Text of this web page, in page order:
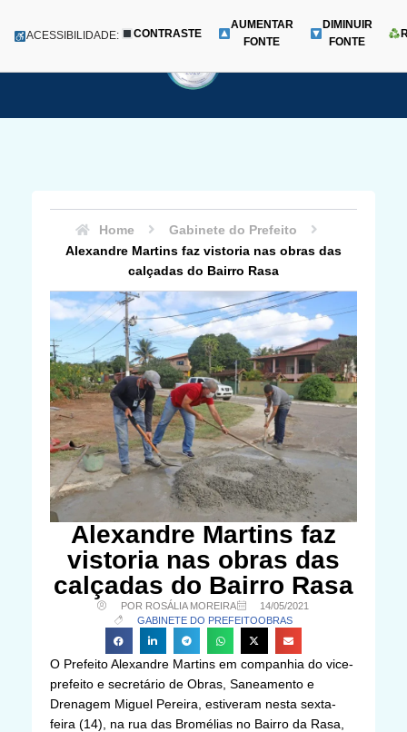
para
Menu
ACESSIBILIDADE: CONTRASTE
AUMENTAR
FONTE
DIMINUIR
FONTE
Home
Gabinete do Prefeito
Alexandre Martins faz vistoria nas obras das
calçadas do Bairro Rasa
Alexandre Martins faz
vistoria nas obras das
calçadas do Bairro Rasa
POR ROSÁLIA MOREIRA
14/05/2021
GABINETE DO PREFEITOOBRAS
O Prefeito Alexandre Martins em companhia do vice-
prefeito e secretário de Obras, Saneamento e
Drenagem Miguel Pereira, estiveram nesta sexta-
feira (14), na rua das Bromélias no Bairro da Rasa,